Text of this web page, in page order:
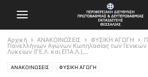
Αρχική ΑΝΑΚΟΙΝΩΣΕΙΣ ΦΥΣΙΚΗ ΑΓΩΓΗ
Πανελλήνιων Αγώνων Κωπηλασίας των Γενικών
Λυκείων (ΓΕ.Λ. και ΕΠΑ.Λ.),...
ΑΝΑΚΟΙΝΩΣΕΙΣ ΦΥΣΙΚΗ ΑΓΩΓΗ